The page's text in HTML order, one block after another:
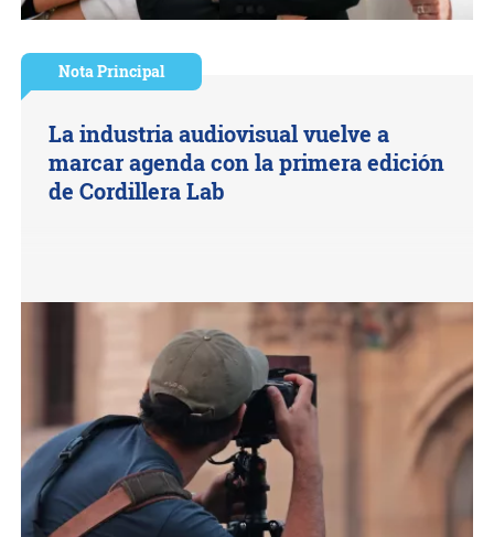
Nota Principal
La industria audiovisual vuelve a
marcar agenda con la primera edición
de Cordillera Lab